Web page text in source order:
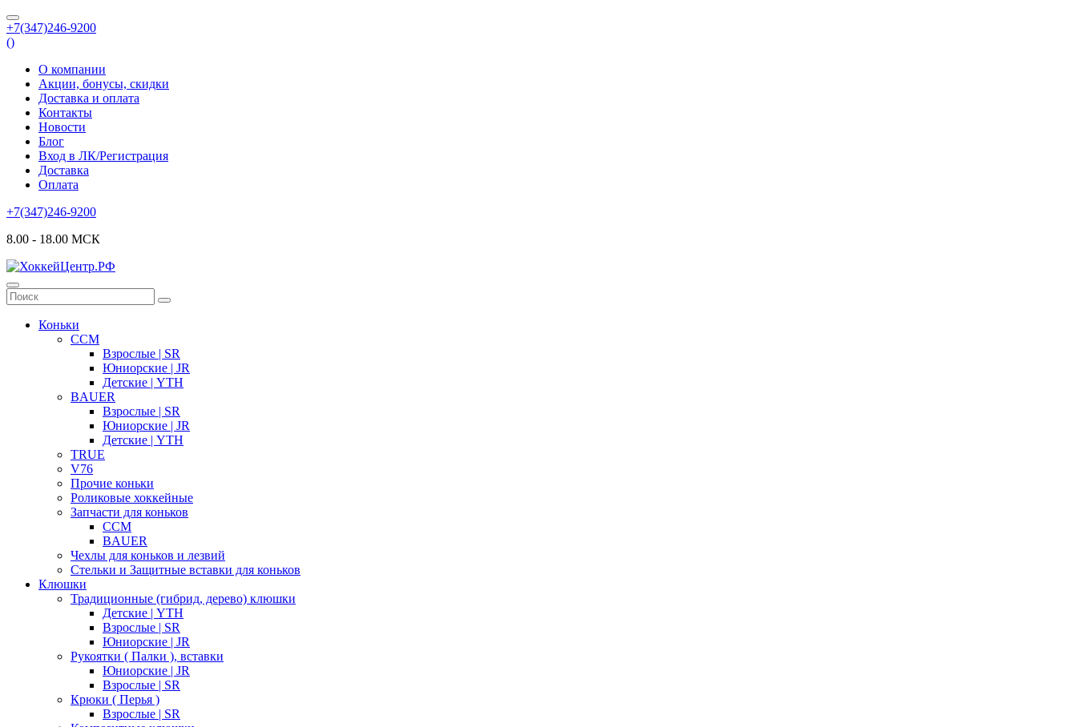
+7(347)246-9200
()
О компании
Акции, бонусы, скидки
Доставка и оплата
Контакты
Новости
Блог
Вход в ЛК/Регистрация
Доставка
Оплата
+7(347)246-9200
8.00 - 18.00 МСК
Коньки
CCM
Взрослые | SR
Юниорские | JR
Детские | YTH
BAUER
Взрослые | SR
Юниорские | JR
Детские | YTH
TRUE
V76
Прочие коньки
Роликовые хоккейные
Запчасти для коньков
CCM
BAUER
Чехлы для коньков и лезвий
Стельки и Защитные вставки для коньков
Клюшки
Традиционные (гибрид, дерево) клюшки
Детские | YTH
Взрослые | SR
Юниорские | JR
Рукоятки ( Палки ), вставки
Юниорские | JR
Взрослые | SR
Крюки ( Перья )
Взрослые | SR